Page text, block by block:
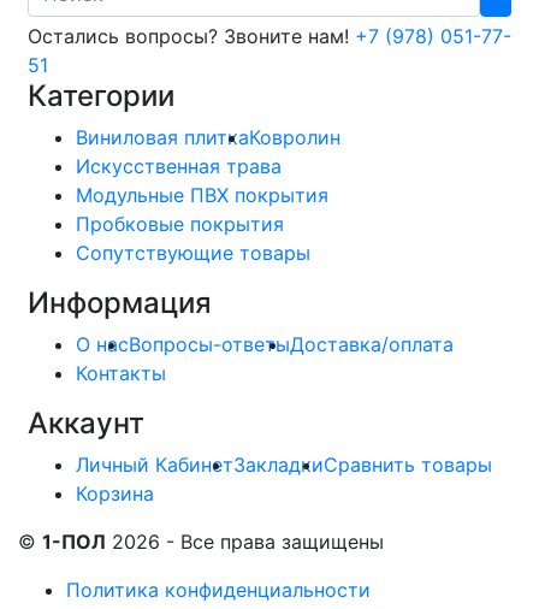
Остались вопросы? Звоните нам! +7 (978) 051-77-
51
Категории
Виниловая плиткаКовролин
Искусственная трава
Модульные ПВХ покрытия
Пробковые покрытия
Сопутствующие товары
Информация
О насВопросы-ответыДоставка/оплата
Контакты
Аккаунт
Личный КабинетЗакладкиСравнить товары
Корзина
© 1-ПОЛ 2026 - Все права защищены
Политика конфиденциальности